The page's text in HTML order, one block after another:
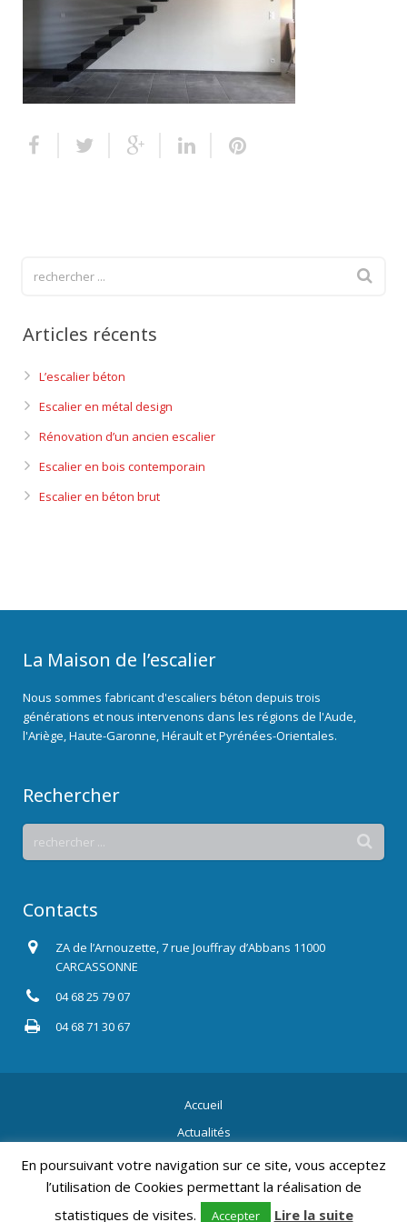
Escalier extérieur
Finitions pour escalier
Articles récents
L’escalier béton
Escalier en métal design
Rénovation d’un ancien escalier
Escalier en bois contemporain
Escalier en béton brut
La Maison de l’escalier
Nous sommes fabricant d'escaliers béton depuis trois
générations et nous intervenons dans les régions de l'Aude,
l'Ariège, Haute-Garonne, Hérault et Pyrénées-Orientales.
Rechercher
Contacts
ZA de l’Arnouzette, 7 rue Jouffray d’Abbans 11000
CARCASSONNE
04 68 25 79 07
04 68 71 30 67
Accueil
Actualités
Contact
2015 Tous droits réservés.Mentions légales, Création Résonance
Communication.
En poursuivant votre navigation sur ce site, vous acceptez
l’utilisation de Cookies permettant la réalisation de
statistiques de visites.
Accepter Lire la suite